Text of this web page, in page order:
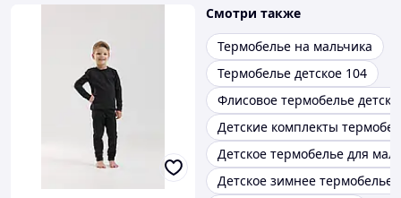
Смотри также
Термобелье на мальчика
Термобелье детское 104
Флисовое термобелье
Детские комплекты
Детское термобелье для
Детское зимнее термобелье